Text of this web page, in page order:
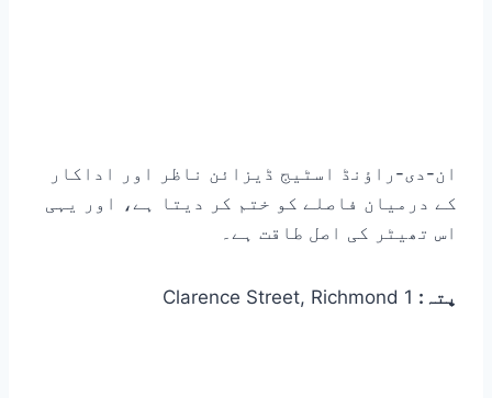
ان-دی-راؤنڈ اسٹیج ڈیزائن ناظر اور اداکار
کے درمیان فاصلے کو ختم کر دیتا ہے، اور یہی
اس تھیٹر کی اصل طاقت ہے۔
پتہ: